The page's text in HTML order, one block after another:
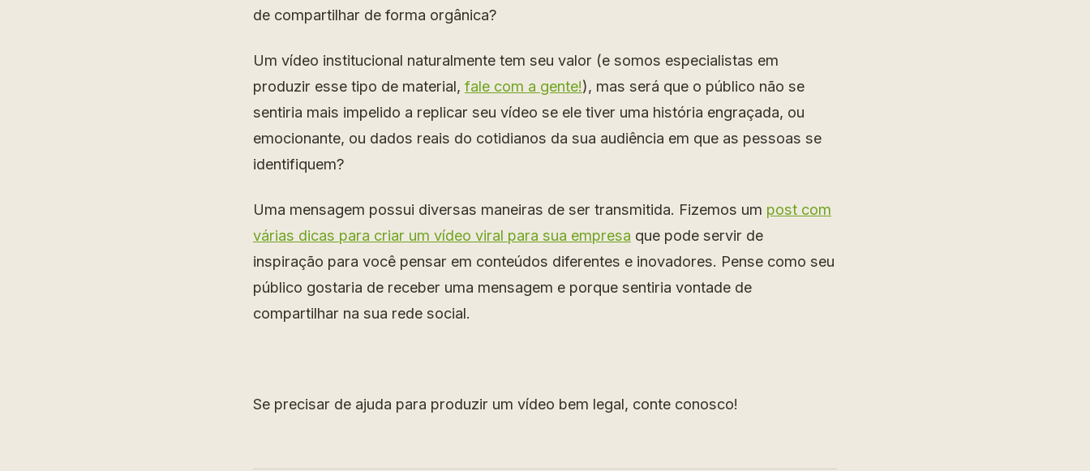
de compartilhar de forma orgânica?
Um vídeo institucional naturalmente tem seu valor (e somos especialistas em
produzir esse tipo de material, fale com a gente!), mas será que o público não se
sentiria mais impelido a replicar seu vídeo se ele tiver uma história engraçada, ou
emocionante, ou dados reais do cotidianos da sua audiência em que as pessoas se
identifiquem?
Uma mensagem possui diversas maneiras de ser transmitida. Fizemos um post com
várias dicas para criar um vídeo viral para sua empresa que pode servir de
inspiração para você pensar em conteúdos diferentes e inovadores. Pense como seu
público gostaria de receber uma mensagem e porque sentiria vontade de
compartilhar na sua rede social.
Se precisar de ajuda para produzir um vídeo bem legal, conte conosco!